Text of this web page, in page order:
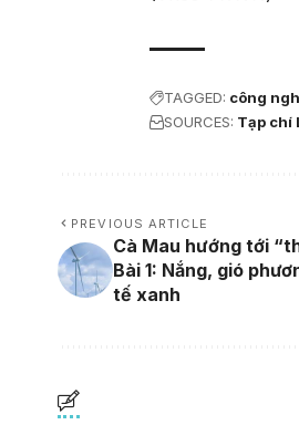
TAGGED: công
SOURCES: Tạp chí
PREVIOUS ARTICLE
Cà Mau hướng tới
Bài 1: Nắng, gió
tế xanh